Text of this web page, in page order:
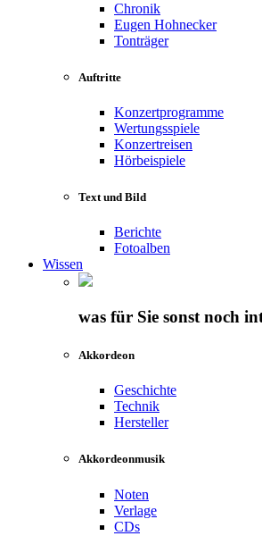
Chronik
Eugen Hohnecker
Tonträger
Auftritte
Konzertprogramme
Wertungsspiele
Konzertreisen
Hörbeispiele
Text und Bild
Berichte
Fotoalben
Wissen
was für Sie sonst noch
Akkordeon
Geschichte
Technik
Hersteller
Akkordeonmusik
Noten
Verlage
CDs